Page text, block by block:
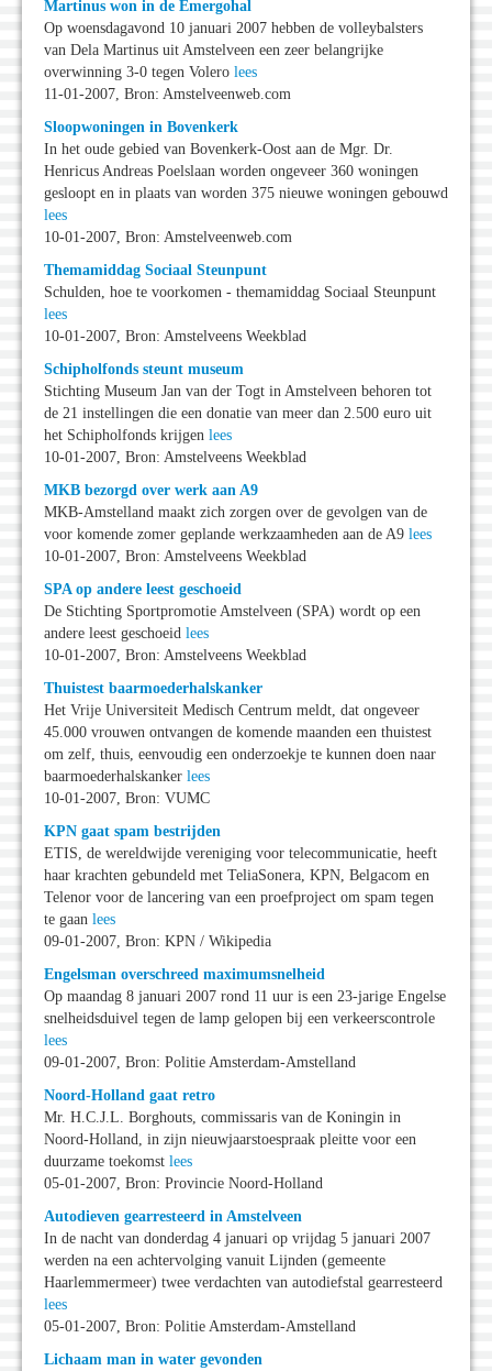
Martinus won in de Emergohal
Op woensdagavond 10 januari 2007 hebben de volleybalsters
van Dela Martinus uit Amstelveen een zeer belangrijke
overwinning 3-0 tegen Volero lees
11-01-2007, Bron: Amstelveenweb.com
Sloopwoningen in Bovenkerk
In het oude gebied van Bovenkerk-Oost aan de Mgr. Dr.
Henricus Andreas Poelslaan worden ongeveer 360 woningen
gesloopt en in plaats van worden 375 nieuwe woningen gebouwd
lees
10-01-2007, Bron: Amstelveenweb.com
Themamiddag Sociaal Steunpunt
Schulden, hoe te voorkomen - themamiddag Sociaal Steunpunt
lees
10-01-2007, Bron: Amstelveens Weekblad
Schipholfonds steunt museum
Stichting Museum Jan van der Togt in Amstelveen behoren tot
de 21 instellingen die een donatie van meer dan 2.500 euro uit
het Schipholfonds krijgen lees
10-01-2007, Bron: Amstelveens Weekblad
MKB bezorgd over werk aan A9
MKB-Amstelland maakt zich zorgen over de gevolgen van de
voor komende zomer geplande werkzaamheden aan de A9 lees
10-01-2007, Bron: Amstelveens Weekblad
SPA op andere leest geschoeid
De Stichting Sportpromotie Amstelveen (SPA) wordt op een
andere leest geschoeid lees
10-01-2007, Bron: Amstelveens Weekblad
Thuistest baarmoederhalskanker
Het Vrije Universiteit Medisch Centrum meldt, dat ongeveer
45.000 vrouwen ontvangen de komende maanden een thuistest
om zelf, thuis, eenvoudig een onderzoekje te kunnen doen naar
baarmoederhalskanker lees
10-01-2007, Bron: VUMC
KPN gaat spam bestrijden
ETIS, de wereldwijde vereniging voor telecommunicatie, heeft
haar krachten gebundeld met TeliaSonera, KPN, Belgacom en
Telenor voor de lancering van een proefproject om spam tegen
te gaan lees
09-01-2007, Bron: KPN / Wikipedia
Engelsman overschreed maximumsnelheid
Op maandag 8 januari 2007 rond 11 uur is een 23-jarige Engelse
snelheidsduivel tegen de lamp gelopen bij een verkeerscontrole
lees
09-01-2007, Bron: Politie Amsterdam-Amstelland
Noord-Holland gaat retro
Mr. H.C.J.L. Borghouts, commissaris van de Koningin in
Noord-Holland, in zijn nieuwjaarstoespraak pleitte voor een
duurzame toekomst lees
05-01-2007, Bron: Provincie Noord-Holland
Autodieven gearresteerd in Amstelveen
In de nacht van donderdag 4 januari op vrijdag 5 januari 2007
werden na een achtervolging vanuit Lijnden (gemeente
Haarlemmermeer) twee verdachten van autodiefstal gearresteerd
lees
05-01-2007, Bron: Politie Amsterdam-Amstelland
Lichaam man in water gevonden